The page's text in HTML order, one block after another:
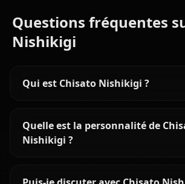
Questions fréquentes
Nishikigi
Qui est Chisato Nishikigi ?
Quelle est la personnalité de
Nishikigi ?